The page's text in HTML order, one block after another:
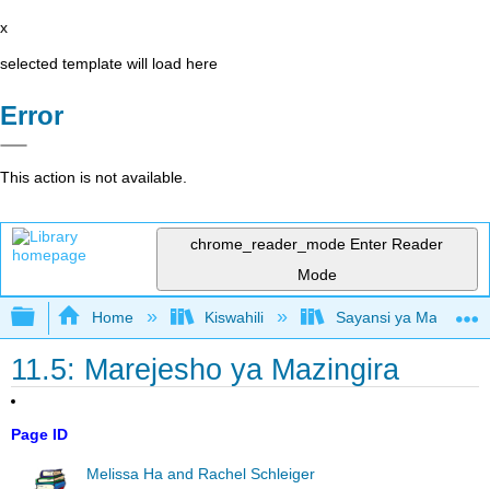
x
selected template will load here
Error
This action is not available.
chrome_reader_mode Enter Reader
Mode
Expand/collapse global hierarchy
Home Kiswahili Sayansi ya
11.5: Marejesho ya Mazingira
Page ID
Melissa Ha and Rachel Schleiger